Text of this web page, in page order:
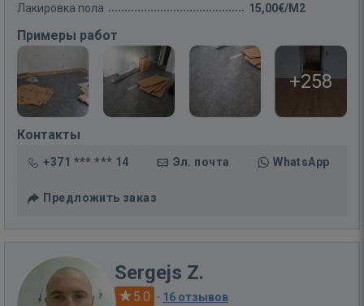
Лакировка пола 15,00€/M2
Примеры работ
+258
Контакты
+371 *** *** 14 Эл. почта WhatsApp
Предложить заказ
Sergejs Z.
5.0 · 16 отзывов